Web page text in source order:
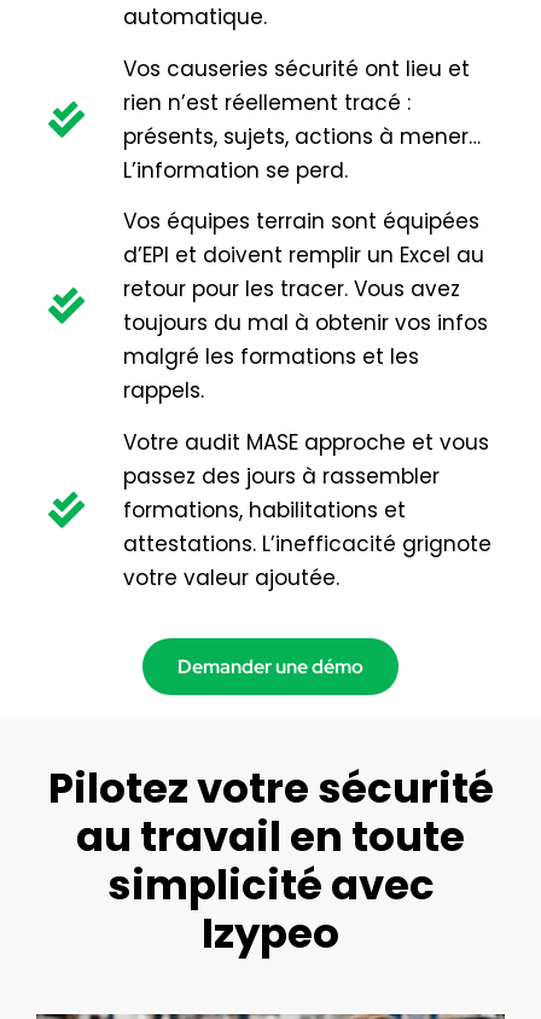
automatique.
Vos causeries sécurité ont lieu et
rien n’est réellement tracé :
présents, sujets, actions à mener…
L’information se perd.
Vos équipes terrain sont équipées
d’EPI et doivent remplir un Excel au
retour pour les tracer. Vous avez
toujours du mal à obtenir vos infos
malgré les formations et les
rappels.
Votre audit MASE approche et vous
passez des jours à rassembler
formations, habilitations et
attestations. L’inefficacité grignote
votre valeur ajoutée.
Demander une démo
Pilotez votre sécurité
au travail en toute
simplicité avec
Izypeo